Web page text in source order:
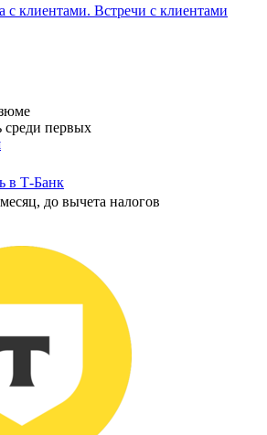
с клиентами. Встречи с клиентами
среди первых
в Т-Банк
до вычета налогов